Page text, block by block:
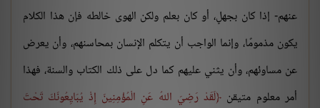
عنهم- إذا كان بجهلٍ، أو كان بعلم ولكن الهوى خالطه فإن هذا الكلام
يكون مذمومًا، وإنما الواجب أن يتكلم الإنسان بمحاسنهم، وأن يعرض
عن مساوئهم، وأن يثني عليهم كما دل على ذلك الكتاب والسنة، فهذا
أمر معلوم متيقن لَقَدْ رَضِيَ اللهُ عَنِ الْمُؤْمِنِينَ إِذْ يُبَايِعُونَكَ تَحْتَ